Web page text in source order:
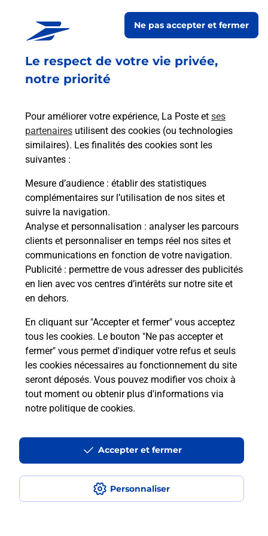
Le respect de votre vie privée,
notre priorité
Pour améliorer votre expérience, La Poste et ses
partenaires utilisent des cookies (ou technologies
similaires). Les finalités des cookies sont les
suivantes :
Mesure d’audience : établir des statistiques
complémentaires sur l’utilisation de nos sites et
suivre la navigation.
Analyse et personnalisation : analyser les parcours
clients et personnaliser en temps réel nos sites et
communications en fonction de votre navigation.
Publicité : permettre de vous adresser des publicités
en lien avec vos centres d’intérêts sur notre site et
en dehors.
En cliquant sur "Accepter et fermer" vous acceptez
tous les cookies. Le bouton "Ne pas accepter et
fermer" vous permet d'indiquer votre refus et seuls
les cookies nécessaires au fonctionnement du site
seront déposés. Vous pouvez modifier vos choix à
tout moment ou obtenir plus d'informations via
notre politique de cookies.
Personnaliser
Ne pas accepter et fermer
Accepter et fermer
Acheter un smartphone Samsung
Vous recherchez un smartphone pas cher proche
de chez vous ? Découvrez notre offre de
En savoir plus
En savoir plus
Souscrire à la téléassistance
Besoin d’un système de téléassistance à l’intérieur
et/ou à l’extérieur de votre domicile ? Découvrez
les offres téléalarme dans votre bureau de Poste à
LE COLLET DE DEZE.
En savoir plus
LE COLLET DE DEZE
LE COLLET DE DEZE
Accessibilité : partiellement conforme
Conditions contractuelles
Mentions légales